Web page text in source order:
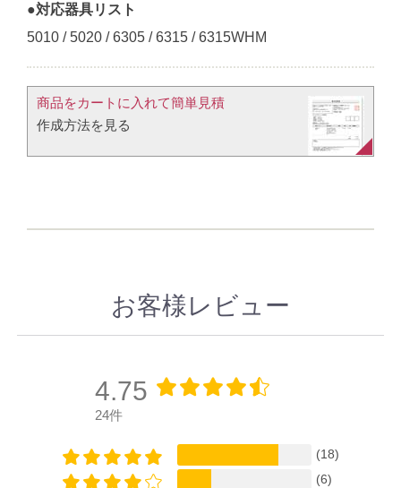
●対応器具リスト
5010 / 5020 / 6305 / 6315 / 6315WHM
商品をカートに入れて簡単見積​
作成方法を見る​​
お客様レビュー
4.75
24件
(18)
(6)